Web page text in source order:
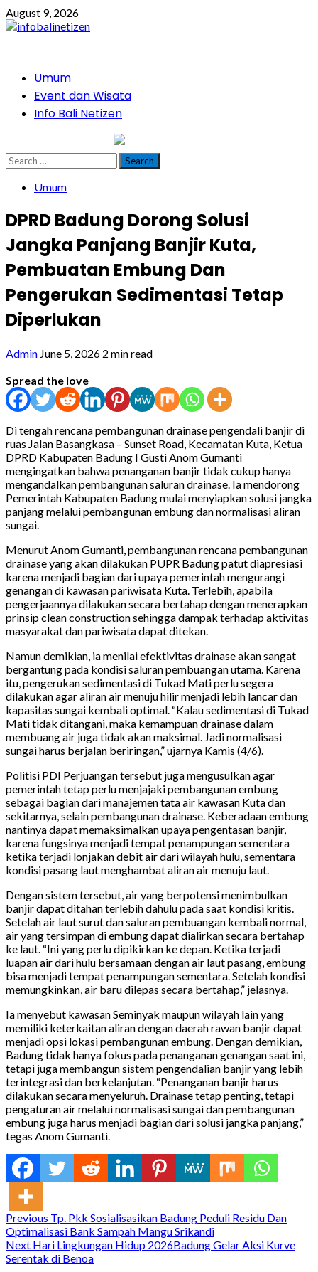
Skip
to
August 9, 2026
PrimaryUmum
Event dan Wisata
Info Bali Netizen
Search
for:
Umum
DPRD Badung Dorong Solusi
Jangka Panjang Banjir Kuta,
Pembuatan Embung Dan
Pengerukan Sedimentasi Tetap
Diperlukan
Admin June 5, 2026 2 min read
Spread the love
Di tengah rencana pembangunan drainase pengendali banjir di
ruas Jalan Basangkasa – Sunset Road, Kecamatan Kuta, Ketua
DPRD Kabupaten Badung I Gusti Anom Gumanti
mengingatkan bahwa penanganan banjir tidak cukup hanya
mengandalkan pembangunan saluran drainase. Ia mendorong
Pemerintah Kabupaten Badung mulai menyiapkan solusi jangka
panjang melalui pembangunan embung dan normalisasi aliran
sungai.
Menurut Anom Gumanti, pembangunan rencana pembangunan
drainase yang akan dilakukan PUPR Badung patut diapresiasi
karena menjadi bagian dari upaya pemerintah mengurangi
genangan di kawasan pariwisata Kuta. Terlebih, apabila
pengerjaannya dilakukan secara bertahap dengan menerapkan
prinsip clean construction sehingga dampak terhadap aktivitas
masyarakat dan pariwisata dapat ditekan.
Namun demikian, ia menilai efektivitas drainase akan sangat
bergantung pada kondisi saluran pembuangan utama. Karena
itu, pengerukan sedimentasi di Tukad Mati perlu segera
dilakukan agar aliran air menuju hilir menjadi lebih lancar dan
kapasitas sungai kembali optimal. “Kalau sedimentasi di Tukad
Mati tidak ditangani, maka kemampuan drainase dalam
membuang air juga tidak akan maksimal. Jadi normalisasi
sungai harus berjalan beriringan,” ujarnya Kamis (4/6).
Politisi PDI Perjuangan tersebut juga mengusulkan agar
pemerintah tetap perlu menjajaki pembangunan embung
sebagai bagian dari manajemen tata air kawasan Kuta dan
sekitarnya, selain pembangunan drainase. Keberadaan embung
nantinya dapat memaksimalkan upaya pengentasan banjir,
karena fungsinya menjadi tempat penampungan sementara
ketika terjadi lonjakan debit air dari wilayah hulu, sementara
kondisi pasang laut menghambat aliran air menuju laut.
Dengan sistem tersebut, air yang berpotensi menimbulkan
banjir dapat ditahan terlebih dahulu pada saat kondisi kritis.
Setelah air laut surut dan saluran pembuangan kembali normal,
air yang tersimpan di embung dapat dialirkan secara bertahap
ke laut. “Ini yang perlu dipikirkan ke depan. Ketika terjadi
luapan air dari hulu bersamaan dengan air laut pasang, embung
bisa menjadi tempat penampungan sementara. Setelah kondisi
memungkinkan, air baru dilepas secara bertahap,” jelasnya.
Ia menyebut kawasan Seminyak maupun wilayah lain yang
memiliki keterkaitan aliran dengan daerah rawan banjir dapat
menjadi opsi lokasi pembangunan embung. Dengan demikian,
Badung tidak hanya fokus pada penanganan genangan saat ini,
tetapi juga membangun sistem pengendalian banjir yang lebih
terintegrasi dan berkelanjutan. “Penanganan banjir harus
dilakukan secara menyeluruh. Drainase tetap penting, tetapi
pengaturan air melalui normalisasi sungai dan pembangunan
embung juga harus menjadi bagian dari solusi jangka panjang,”
tegas Anom Gumanti.
Continue
Reading
Previous Tp. Pkk Sosialisasikan Badung Peduli Residu Dan
Optimalisasi Bank Sampah Mangu Srikandi
Next Hari Lingkungan Hidup 2026Badung Gelar Aksi Kurve
Serentak di Benoa